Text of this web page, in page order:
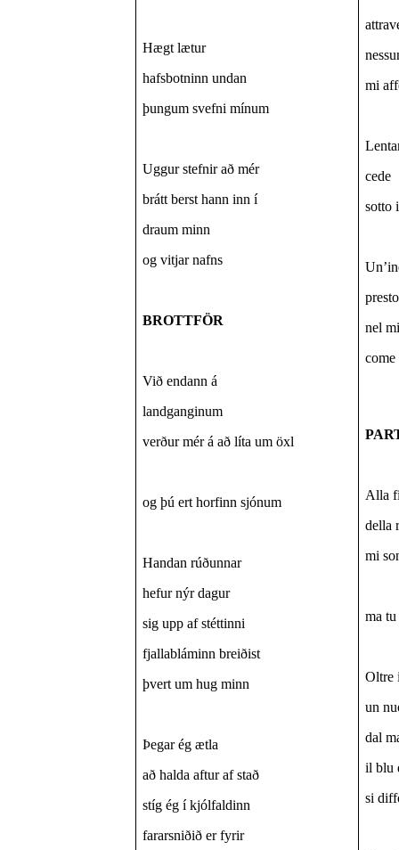
Hægt lætur
hafsbotninn undan
þungum svefni mínum
Uggur stefnir að mér
brátt berst hann inn í
draum minn
og vitjar nafns
BROTTFÖR
Við endann á
landganginum
verður mér á að líta um öxl
og þú ert horfinn sjónum
Handan rúðunnar
hefur nýr dagur
sig upp af stéttinni
fjallabláminn breiðist
þvert um hug minn
Þegar ég ætla
að halda aftur af stað
stíg ég í kjólfaldinn
fararsniðið er fyrir
mi
cede
sotto
nel
Alla
della
mi
ma
Oltre
un
dal
il blu
si